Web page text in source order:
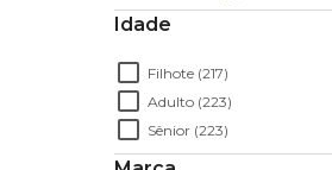
Idade
Filhote (217)
Adulto (223)
Sênior (223)